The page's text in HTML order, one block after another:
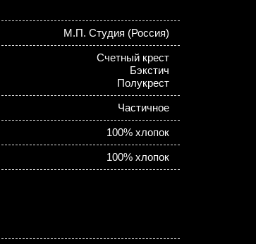
М.П. Студия (Россия)
Счетный крест
Бэкстич
Полукрест
Частичное
100% хлопок
100% хлопок